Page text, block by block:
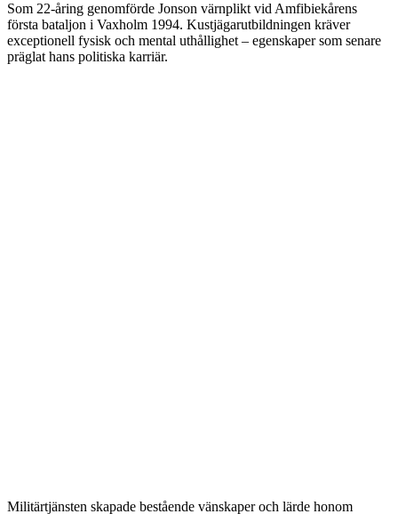
Som 22-åring genomförde Jonson värnplikt vid Amfibiekårens
första bataljon i Vaxholm 1994. Kustjägarutbildningen kräver
exceptionell fysisk och mental uthållighet – egenskaper som senare
präglat hans politiska karriär.
Militärtjänsten skapade bestående vänskaper och lärde honom